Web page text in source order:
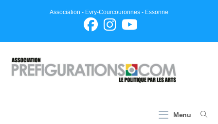
Association - Evry-Courcouronnes - Essonne
Menu